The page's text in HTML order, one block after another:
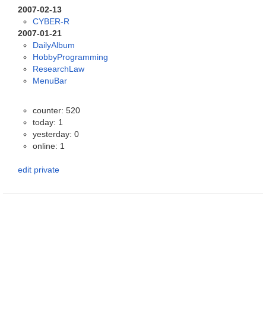
2007-02-13
CYBER-R
2007-01-21
DailyAlbum
HobbyProgramming
ResearchLaw
MenuBar
counter: 520
today: 1
yesterday: 0
online: 1
edit private